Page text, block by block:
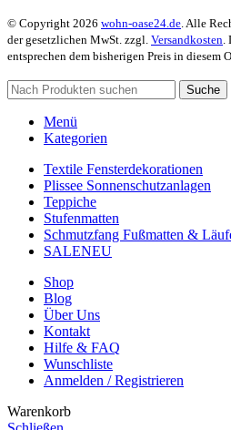
© Copyright 2026 wohn-oase24.de . Alle
der gesetzlichen MwSt. zzgl. Versandkosten
entsprechen dem bisherigen Preis in diesem
Suche
Menü
Kategorien
Textile Fensterdekorationen
Plissee Sonnenschutzanlagen
Teppiche
Stufenmatten
Schmutzfang Fußmatten &
SALENEU
Shop
Blog
Über Uns
Kontakt
Hilfe & FAQ
Wunschliste
Anmelden / Registrieren
Warenkorb